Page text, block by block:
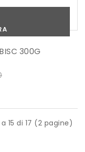
300G
15 di 17 (2 pagine)